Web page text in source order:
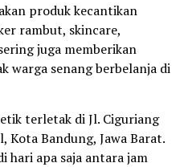
produk kecantikan
rambut, skincare,
juga memberikan
warga senang berbelanja di
terletak di Jl. Ciguriang
Kota Bandung, Jawa Barat.
hari apa saja antara jam